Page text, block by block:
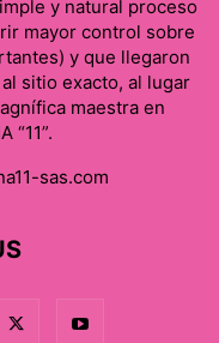
y natural proceso
mayor control sobre
y que llegaron
sitio exacto, al lugar
maestra en
“11”.
sas.com